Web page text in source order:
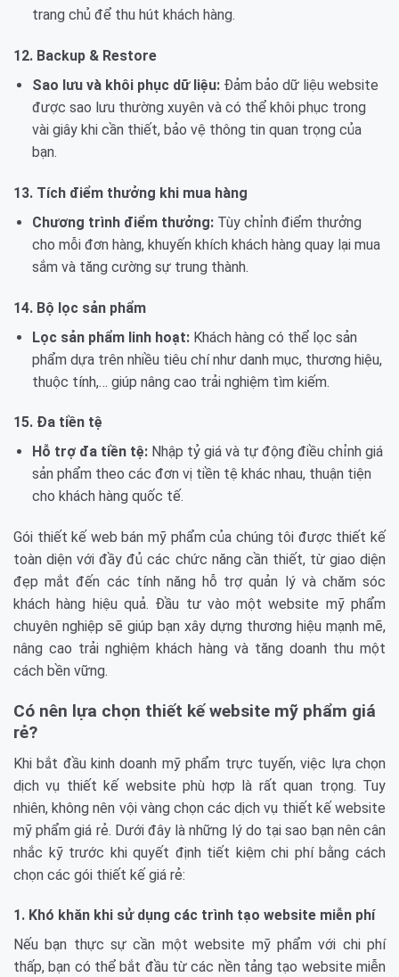
trang chủ để thu hút khách hàng.
12. Backup & Restore
Sao lưu và khôi phục dữ liệu:Đảm bảo dữ liệu website
được sao lưu thường xuyên và có thể khôi phục trong
vài giây khi cần thiết, bảo vệ thông tin quan trọng của
bạn.
13. Tích điểm thưởng khi mua hàng
Chương trình điểm thưởng:Tùy chỉnh điểm thưởng
cho mỗi đơn hàng, khuyến khích khách hàng quay lại mua
sắm và tăng cường sự trung thành.
14. Bộ lọc sản phẩm
Lọc sản phẩm linh hoạt:Khách hàng có thể lọc sản
phẩm dựa trên nhiều tiêu chí như danh mục, thương hiệu,
thuộc tính,… giúp nâng cao trải nghiệm tìm kiếm.
15. Đa tiền tệ
Hỗ trợ đa tiền tệ:Nhập tỷ giá và tự động điều chỉnh giá
sản phẩm theo các đơn vị tiền tệ khác nhau, thuận tiện
cho khách hàng quốc tế.
Gói thiết kế web bán mỹ phẩm của chúng tôi được thiết kế
toàn diện với đầy đủ các chức năng cần thiết, từ giao diện
đẹp mắt đến các tính năng hỗ trợ quản lý và chăm sóc
khách hàng hiệu quả. Đầu tư vào một website mỹ phẩm
chuyên nghiệp sẽ giúp bạn xây dựng thương hiệu mạnh mẽ,
nâng cao trải nghiệm khách hàng và tăng doanh thu một
cách bền vững.
Có nên lựa chọn thiết kế website mỹ phẩm giá
rẻ?
Khi bắt đầu kinh doanh mỹ phẩm trực tuyến, việc lựa chọn
dịch vụ thiết kế website phù hợp là rất quan trọng. Tuy
nhiên, không nên vội vàng chọn các dịch vụ thiết kế website
mỹ phẩm giá rẻ. Dưới đây là những lý do tại sao bạn nên cân
nhắc kỹ trước khi quyết định tiết kiệm chi phí bằng cách
chọn các gói thiết kế giá rẻ:
1. Khó khăn khi sử dụng các trình tạo website miễn phí
Nếu bạn thực sự cần một website mỹ phẩm với chi phí
thấp, bạn có thể bắt đầu từ các nền tảng tạo website miễn